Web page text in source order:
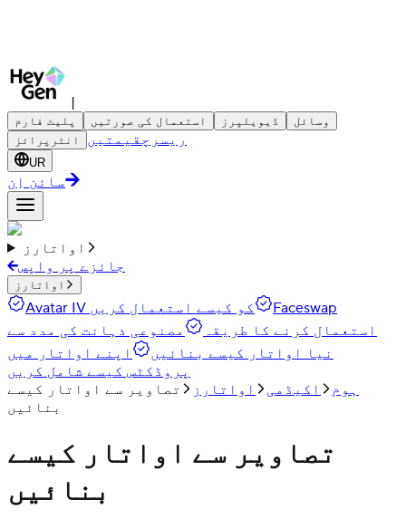
|
پلیٹ فارم استعمال کی صورتیں ڈیویلپرز
وسائل
انٹرپرائز
ریسرچقیمتیں
UR
سائن اِن
اواتارز
جائزے پر واپس
اواتارز
Avatar IV کو کیسے استعمال کریں
Faceswap
استعمال کرنے کا طریقہ
مصنوعی ذہانت کی مدد سے
نیا اواتار کیسے بنائیں
اپنے اواتار میں
پروڈکٹس کیسے شامل کریں
ہوم
اکیڈمی اواتارز
تصاویر سے اواتار کیسے
بنائیں
تصاویر سے اواتار کیسے
بنائیں